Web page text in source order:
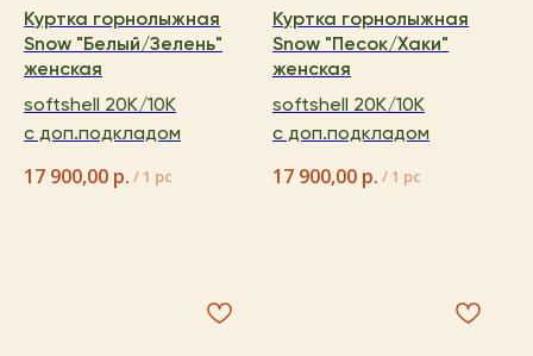
Куртка горнолыжная
Snow "Белый/Зелень"
женская
softshell 20K/10K
с доп.подкладом
17 900,00 р. / 1 pc
Куртка горнолыжная
Snow "Песок/Хаки"
женская
softshell 20K/10K
с доп.подкладом
17 900,00 р. / 1 pc